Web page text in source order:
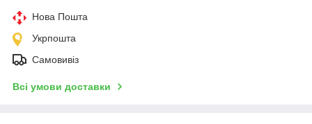
Нова Пошта
Укрпошта
Самовивіз
Всі умови доставки